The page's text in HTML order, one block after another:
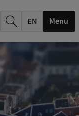
Menu